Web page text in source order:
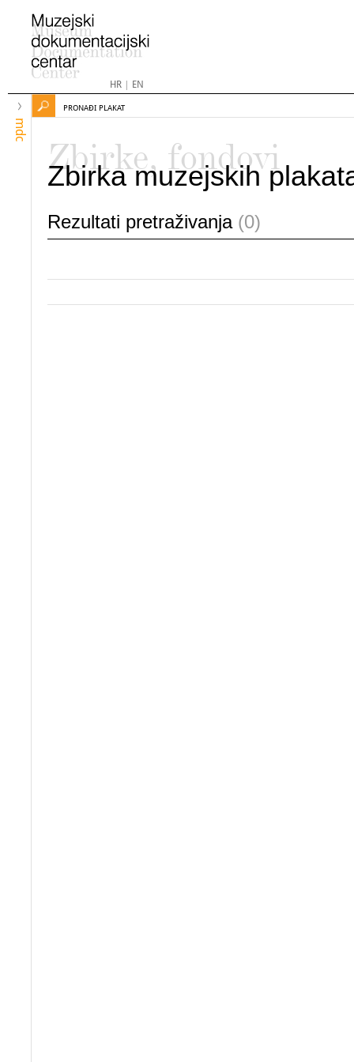
HR| EN
mdc
PRONAĐI PLAKAT
Zbirke, fondovi
Zbirka muzejskih
Rezultati pretraživanja (0)